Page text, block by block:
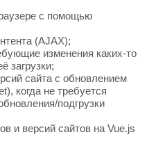
с помощью
(AJAX);
изменения каких-то
загрузки;
сайта с обновлением
когда не требуется
подгрузки
и версий сайтов на Vue.js